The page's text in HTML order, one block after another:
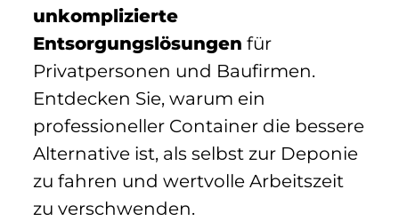
unkomplizierte
Entsorgungslösungen für
Privatpersonen und Baufirmen.
Entdecken Sie, warum ein
professioneller Container die bessere
Alternative ist, als selbst zur Deponie
zu fahren und wertvolle Arbeitszeit
zu verschwenden.